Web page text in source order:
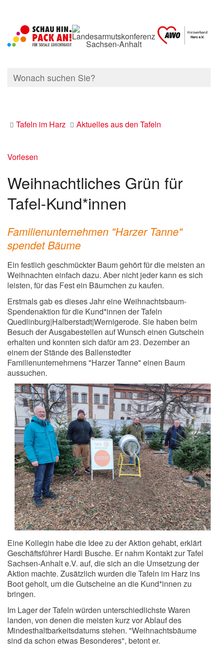
Tafeln im Harz Aktuelles aus den Tafeln
Vorlesen
Weihnachtliches Grün für
Tafel-Kund*innen
Familienunternehmen "Harzer Tanne"
spendet Bäume
Ein festlich geschmückter Baum gehört für die meisten an
Weihnachten einfach dazu. Aber nicht jeder kann es sich
leisten, für das Fest ein Bäumchen zu kaufen.
Erstmals gab es dieses Jahr eine Weihnachtsbaum-
Spendenaktion für die Kund*innen der Tafeln
Quedlinburg|Halberstadt|Wernigerode. Sie haben beim
Besuch der Ausgabestellen auf Wunsch einen Gutschein
erhalten und konnten sich dafür am 23. Dezember an
einem der Stände des Ballenstedter
Familienunternehmens "Harzer Tanne" einen Baum
aussuchen.
Eine Kollegin habe die Idee zu der Aktion gehabt, erklärt
Geschäftsführer Hardi Busche. Er nahm Kontakt zur Tafel
Sachsen-Anhalt e.V. auf, die sich an die Umsetzung der
Aktion machte. Zusätzlich wurden die Tafeln im Harz ins
Boot geholt, um die Gutscheine an die Kund*innen zu
bringen.
Im Lager der Tafeln würden unterschiedlichste Waren
landen, von denen die meisten kurz vor Ablauf des
Mindesthaltbarkeitsdatums stehen. "Weihnachtsbäume
sind da schon etwas Besonderes", betont er.